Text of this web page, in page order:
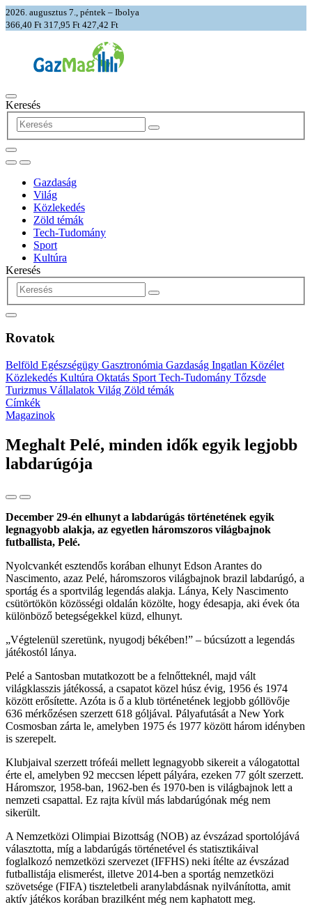
2026. augusztus 7., péntek – Ibolya
366,40 Ft 317,95 Ft 427,42 Ft
Keresés
Gazdaság
Világ
Közlekedés
Zöld témák
Tech-Tudomány
Sport
Kultúra
Keresés
Rovatok
Belföld Egészségügy Gasztronómia Gazdaság Ingatlan Közélet
Közlekedés Kultúra Oktatás Sport Tech-Tudomány Tőzsde
Turizmus Vállalatok Világ Zöld témák
Címkék
Magazinok
Meghalt Pelé, minden idők egyik legjobb
labdarúgója
December 29-én elhunyt a labdarúgás történetének egyik
legnagyobb alakja, az egyetlen háromszoros világbajnok
futballista, Pelé.
Nyolcvankét esztendős korában elhunyt Edson Arantes do
Nascimento, azaz Pelé, háromszoros világbajnok brazil labdarúgó, a
sportág és a sportvilág legendás alakja. Lánya, Kely Nascimento
csütörtökön közösségi oldalán közölte, hogy édesapja, aki évek óta
különböző betegségekkel küzd, elhunyt.
Végtelenül szeretünk, nyugodj békében!
– búcsúzott a legendás
játékostól lánya.
Pelé a Santosban mutatkozott be a felnőtteknél, majd vált
világklasszis játékossá, a csapatot közel húsz évig, 1956 és 1974
között erősítette. Azóta is ő a klub történetének legjobb góllövője
636 mérkőzésen szerzett 618 góljával. Pályafutását a New York
Cosmosban zárta le, amelyben 1975 és 1977 között három idényben
is szerepelt.
Klubjaival szerzett trófeái mellett legnagyobb sikereit a válogatottal
érte el, amelyben 92 meccsen lépett pályára, ezeken 77 gólt szerzett.
Háromszor, 1958-ban, 1962-ben és 1970-ben is világbajnok lett a
nemzeti csapattal. Ez rajta kívül más labdarúgónak még nem
sikerült.
A Nemzetközi Olimpiai Bizottság (NOB) az évszázad sportolójává
választotta, míg a labdarúgás történetével és statisztikáival
foglalkozó nemzetközi szervezet (IFFHS) neki ítélte az évszázad
futballistája elismerést, illetve 2014-ben a sportág nemzetközi
szövetsége (FIFA) tiszteletbeli aranylabdásnak nyilvánította, amit
aktív játékos korában brazilként még nem kaphatott meg.